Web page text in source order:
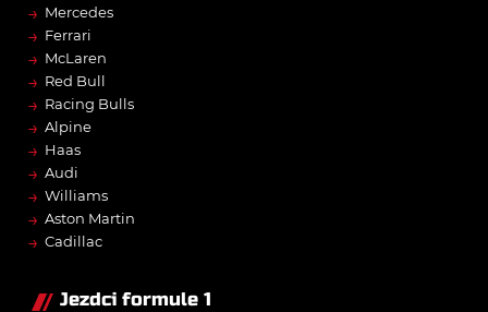
→ Mercedes
→ Ferrari
→ McLaren
→ Red Bull
→ Racing Bulls
→ Alpine
→ Haas
→ Audi
→ Williams
→ Aston Martin
→ Cadillac
Jezdci formule 1